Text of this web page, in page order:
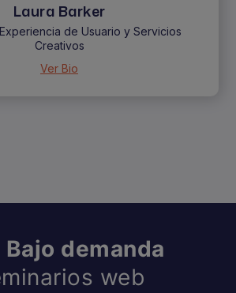
Laura Barker
de Usuario y Servicios
Creativos
Ver Bio
Bajo demanda
web